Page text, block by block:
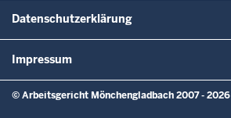
Datenschutzerklärung
Impressum
© Arbeitsgericht Mönchengladbach 2007 - 2026